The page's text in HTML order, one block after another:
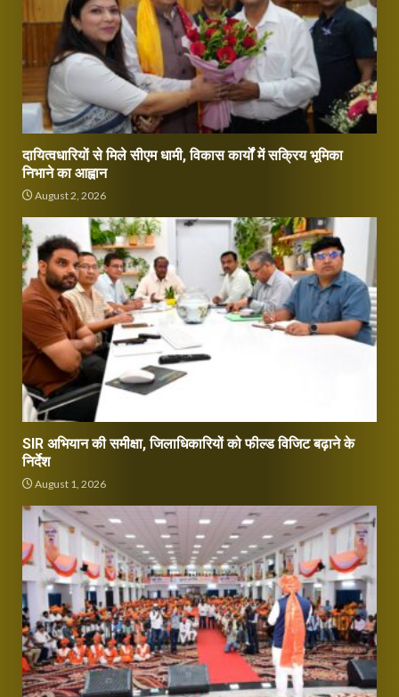
दायित्वधारियों से मिले सीएम धामी, विकास कार्यों में सक्रिय भूमिका
निभाने का आह्वान
August 2, 2026
SIR अभियान की समीक्षा, जिलाधिकारियों को फील्ड विजिट बढ़ाने के
निर्देश
August 1, 2026